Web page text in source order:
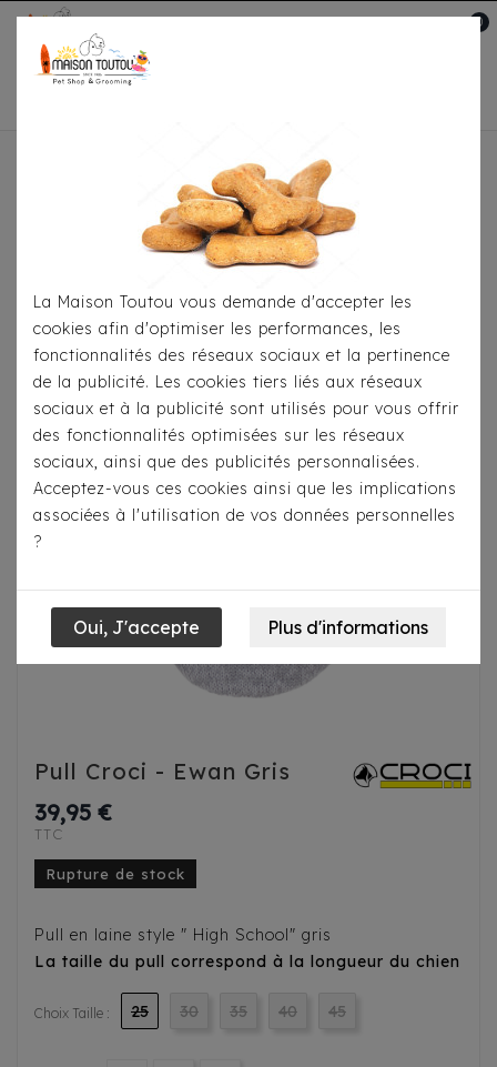
0
Pour S'habiller Pulls
Ewan Gris
Pull Croci - Ewan Gris
39,95 €
TTC
Rupture de stock
Pull en laine style " High School" gris
La taille du pull correspond à la longueur du chien
Choix Taille : 25 30 35 40 45
La Maison Toutou vous demande d'accepter les
cookies afin d'optimiser les performances, les
fonctionnalités des réseaux sociaux et la pertinence
de la publicité. Les cookies tiers liés aux réseaux
sociaux et à la publicité sont utilisés pour vous offrir
des fonctionnalités optimisées sur les réseaux
sociaux, ainsi que des publicités personnalisées.
Acceptez-vous ces cookies ainsi que les implications
associées à l'utilisation de vos données personnelles
?